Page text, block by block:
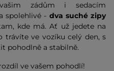
zádům i sedacím
spolehlivé - dva suché zipy
kde má. Ať už jedete na
trávíte ve vozíku celý den, s
pohodlně a stabilně.
ve vašem pohodlí!